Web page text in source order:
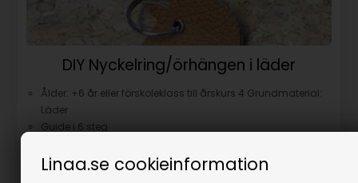
Linaa.se cookieinformation
DIY Nyckelring/örhängen i läder
Ålder: +6 år eller förskoleklass till årskurs 4 Grundmaterial:
Läder
Guide i 6 steg